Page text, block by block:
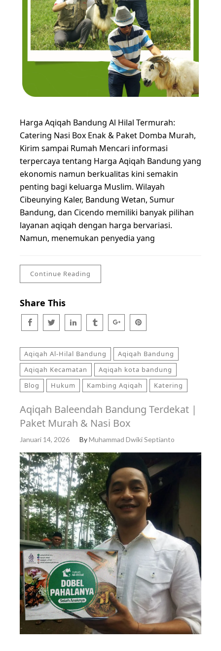
Harga Aqiqah Bandung Al Hilal Termurah:
Catering Nasi Box Enak & Paket Domba Murah,
Kirim sampai Rumah Mencari informasi
terpercaya tentang Harga Aqiqah Bandung yang
ekonomis namun berkualitas kini semakin
penting bagi keluarga Muslim. Wilayah
Cibeunying Kaler, Bandung Wetan, Sumur
Bandung, dan Cicendo memiliki banyak pilihan
layanan aqiqah dengan harga bervariasi.
Namun, menemukan penyedia yang
Continue Reading
Share This
Aqiqah Al-Hilal Bandung
Aqiqah Bandung
Aqiqah Kecamatan
Aqiqah kota bandung
Blog
Hukum Kambing Aqiqah Katering
Aqiqah Baleendah Bandung Terdekat |
Paket Murah & Nasi Box
Januari 14, 2026 ByMuhammad Dwiki Septianto